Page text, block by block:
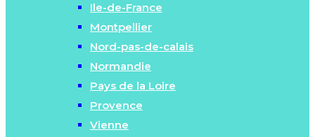
Ile-de-France
Montpellier
Nord-pas-de-calais
Normandie
Pays de la Loire
Provence
Vienne